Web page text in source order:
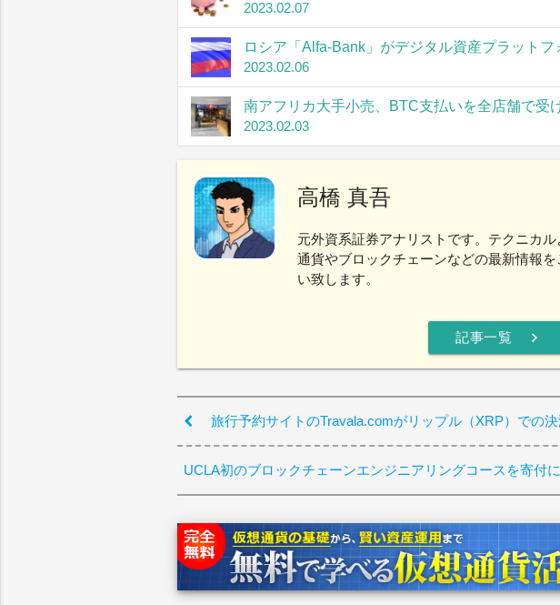
2023.02.07
ロシア「Alfa-Bank」がデジタル資産プラットフ
2023.02.06
南アフリカ大手小売、BTC支払いを全店舗で受
2023.02.03
高橋 真吾
元外資系証券アナリストです。テクニカ
通貨やブロックチェーンなどの最新情報
い致します。
記事一覧 chevron_right
旅行予約サイトのTravala.comがリップル（XRP）での
UCLA初のブロックチェーンエンジニアリングコースを寄付